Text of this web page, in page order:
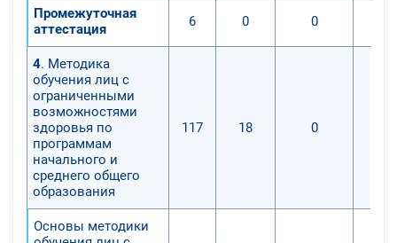
Промежуточная
аттестация
6 0 0
4. Методика
обучения лиц с
ограниченными
возможностями
здоровья по
программам
начального и
среднего общего
образования
117 18 0
Основы методики